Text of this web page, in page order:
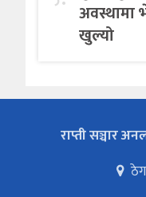
अवस्थामा
खुल्यो
राप्ती सञ्चार